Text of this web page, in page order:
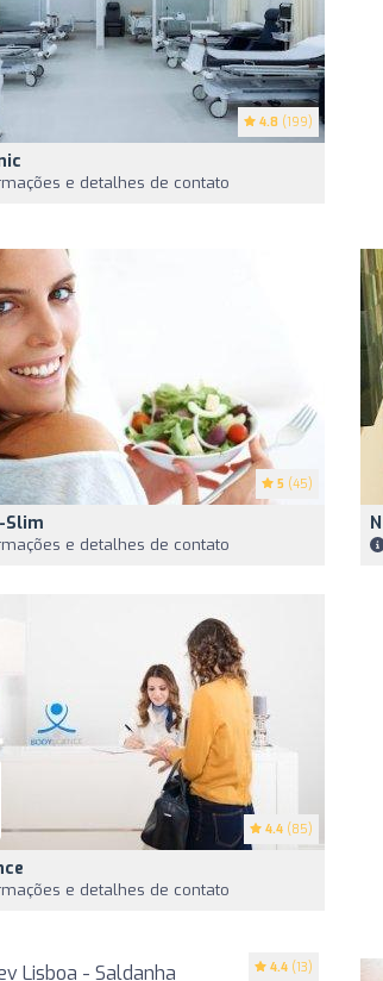
4.8 (199)
e detalhes de contato
5 (45)
Slim
e detalhes de contato
4.4 (85)
e detalhes de contato
4.4 (13)